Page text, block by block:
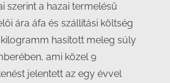
szerint a hazai termelésű
ára áfa és szállítási költség
hasított meleg súly
ami közel 9
jelentett az egy évvel